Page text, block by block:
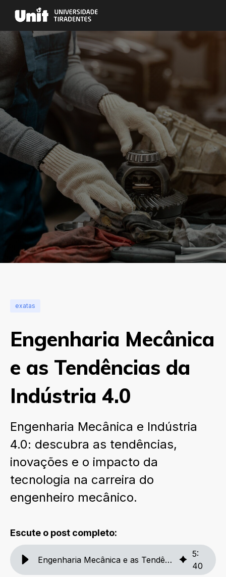
exatas
Engenharia Mecânica
e as Tendências da
Indústria 4.0
Engenharia Mecânica e Indústria
4.0: descubra as tendências,
inovações e o impacto da
tecnologia na carreira do
engenheiro mecânico.
Escute o post completo:
Engenharia Mecânica e as Tendências da Indústria 4.0
5:
40